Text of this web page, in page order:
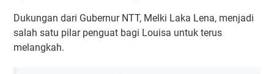
Dukungan dari Gubernur NTT, Melki Laka Lena, menjadi
salah satu pilar penguat bagi Louisa untuk terus
melangkah.